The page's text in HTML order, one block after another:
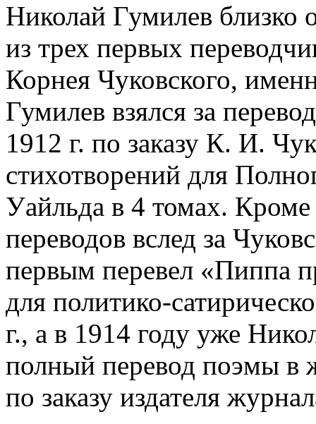
Николай Гумилев близко
из трех первых
Корнея Чуковского,
Гумилев взялся за
1912 г. по заказу К. И.
стихотворений для
Уайльда в 4 томах.
переводов вслед за
первым перевел «Пиппа
для политико-
г., а в 1914 году уже
полный перевод поэмы в
по заказу издателя